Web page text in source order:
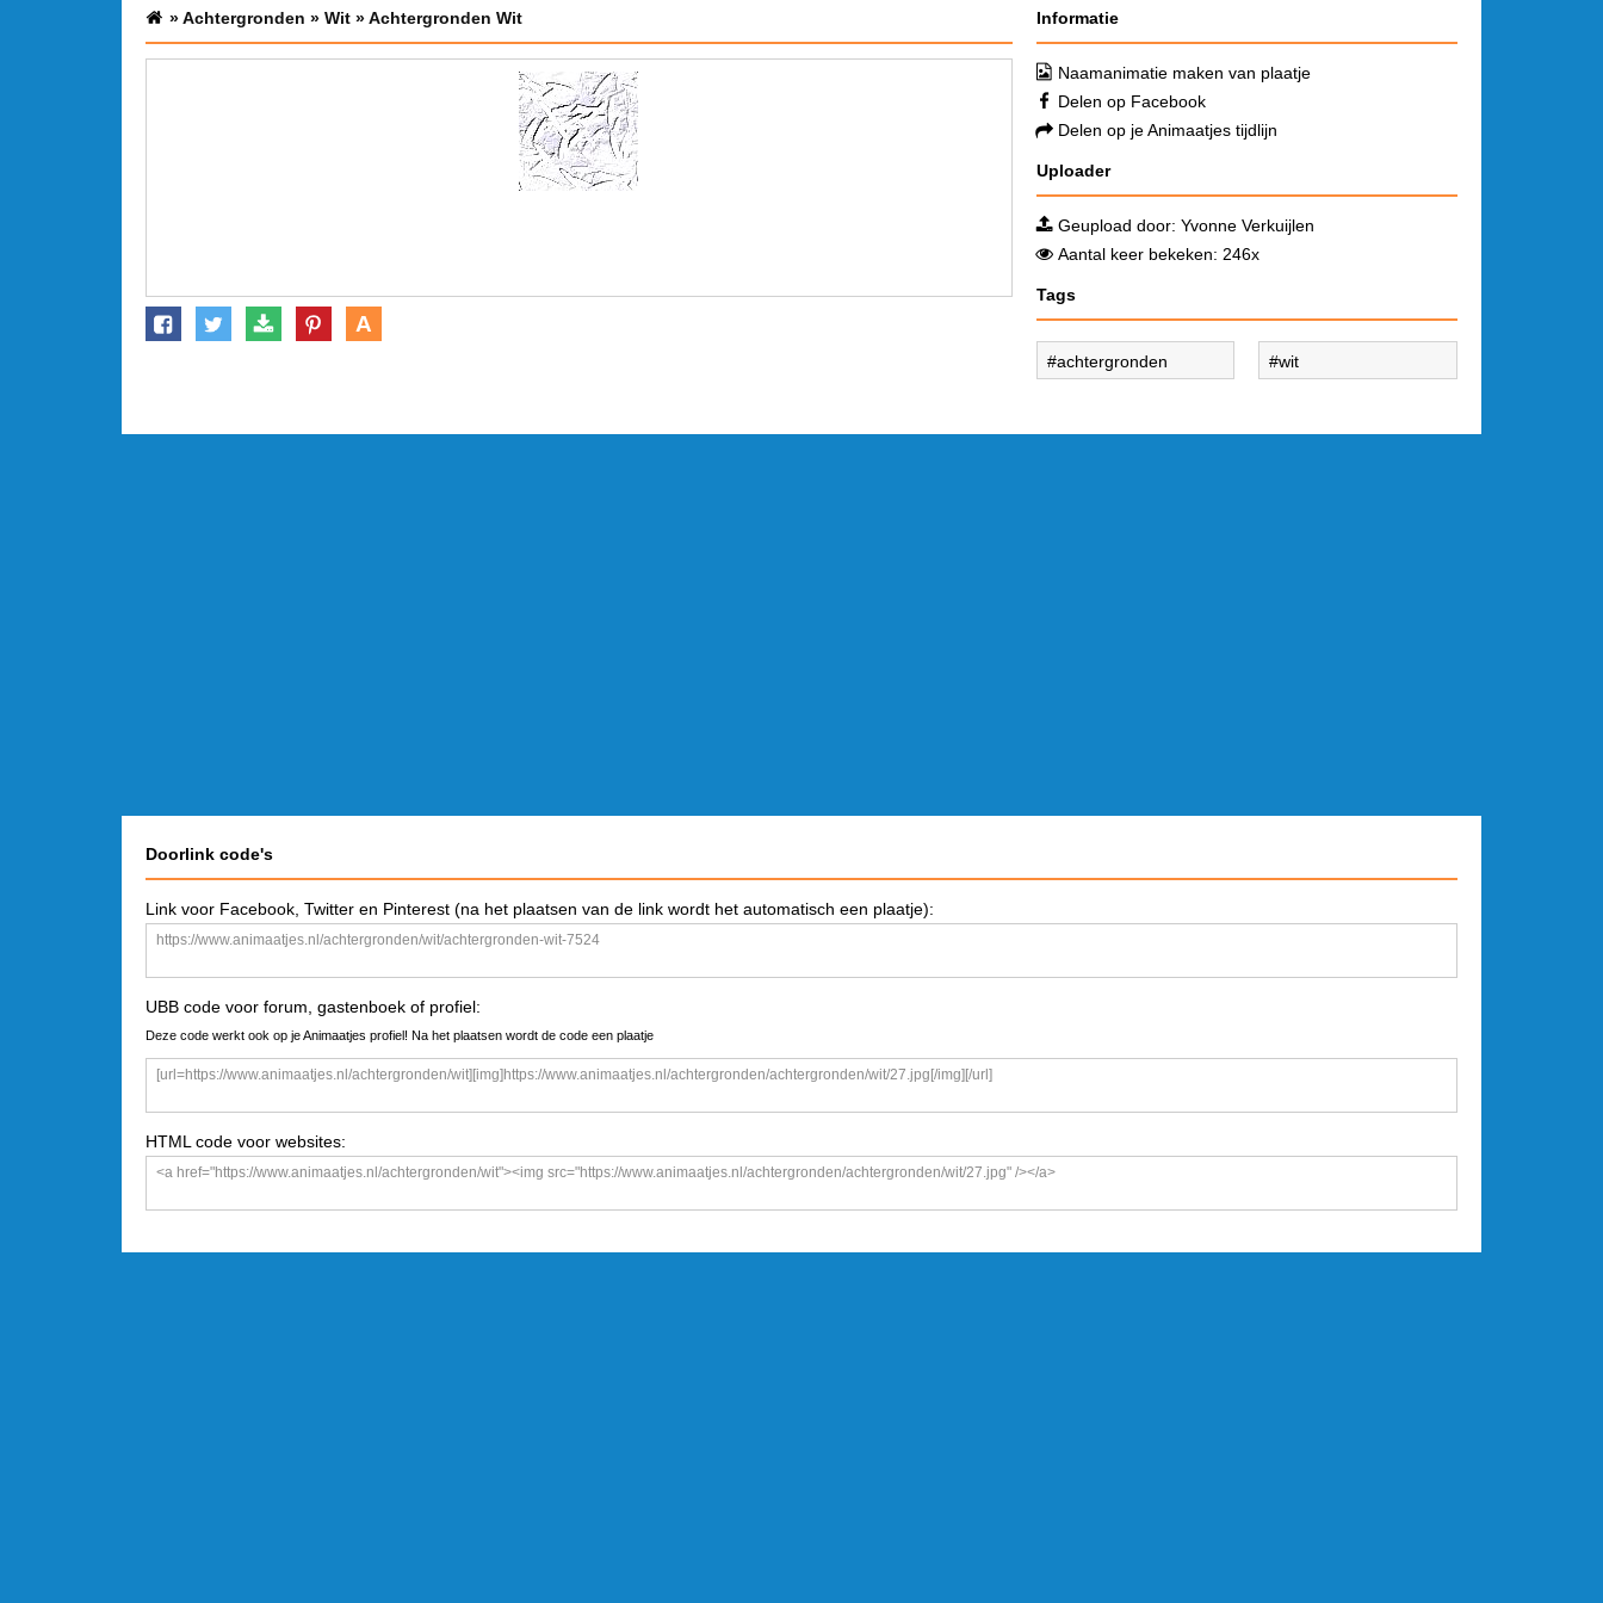
»Achtergronden » Wit »Achtergronden Wit
A
Informatie
Naamanimatie maken van plaatje
Delen op Facebook
Delen op je Animaatjes tijdlijn
Uploader
Geupload door: Yvonne Verkuijlen
Aantal keer bekeken: 246x
Tags
achtergronden wit
Doorlink code's
Link voor Facebook, Twitter en Pinterest (na het plaatsen van de link wordt het automatisch een plaatje):
UBB code voor forum, gastenboek of profiel:
Deze code werkt ook op je Animaatjes profiel! Na het plaatsen wordt de code een plaatje
HTML code voor websites: